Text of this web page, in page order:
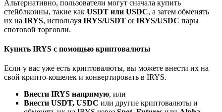
Реферал
Пригласите друга, чтобы получить денежные
Альтернативно, пользователи могут сначала купить
стейблкоины, такие как USDT или USDC, а затем обменять
их на IRYS, используя IRYS/USDT orIRYS/USDC пары
спотовой торговли.
Купить IRYS с помощью криптовалюты
Если у вас уже есть криптовалюты, вы можете внести их на
свой крипто-кошелек и конвертировать в IRYS.
Внести IRYS напрямую, или
Внести USDT, USDC или другие криптовалюты и